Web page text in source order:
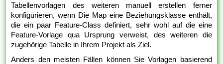
Tabellenvorlagen des weiteren manuell erstellen ferner
konfigurieren, wenn Die Map eine Beziehungsklasse enthält,
die ein paar Feature-Class definiert, sehr wohl auf die eine
Feature-Vorlage qua Ursprung verweist, des weiteren die
zugehörige Tabelle in Ihrem Projekt als Ziel.
Anders den meisten Fällen können Sie Vorlagen basierend